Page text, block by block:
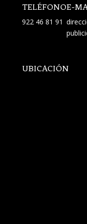
TELÉFONO
922 46 81 91
E-
UBICACIÓN